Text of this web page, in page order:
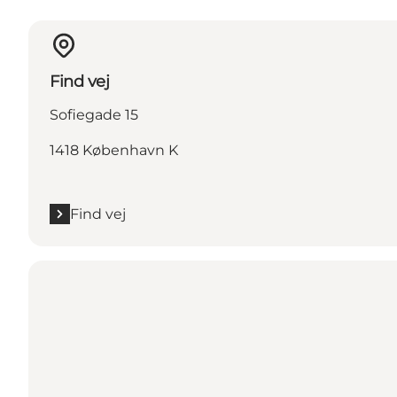
Find vej
Sofiegade 15
1418 København K
Find vej